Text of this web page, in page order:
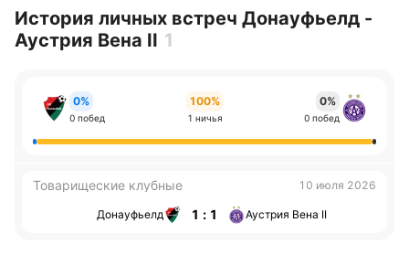
История личных встреч Донауфьелд -
Аустрия Вена II 1
0%
0 побед
100%
1 ничья
0%
0 побед
Товарищеские клубные 10 июля 2026
Донауфьелд 1 : 1 Аустрия Вена II